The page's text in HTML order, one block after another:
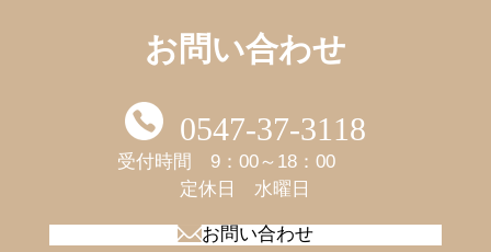
お問い合わせ
0547-37-3118
受付時間 9：00～18：00
​​​​​​​定休日 水曜日
お問い合わせ